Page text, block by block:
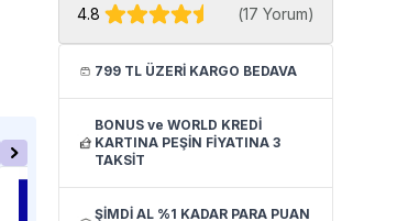
Brillant
Kendinden
Yapışkanlı
4.8 (17 Yorum)
799 TL ÜZERİ KARGO BEDAVA
BONUS ve WORLD KREDİ
KARTINA PEŞİN FİYATINA 3
TAKSİT
ŞİMDİ AL %1 KADAR PARA PUAN